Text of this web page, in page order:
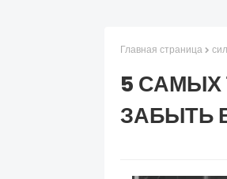
Главная страница
5 САМЫХ
ЗАБЫТЬ